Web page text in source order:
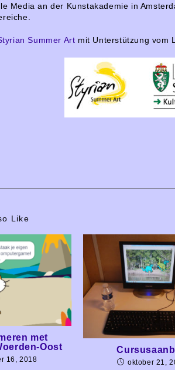
Media an der Kunstakademie in
Summer Art mit Unterstützung vom
Like
met
Oost
16, 2018 oktober 21,